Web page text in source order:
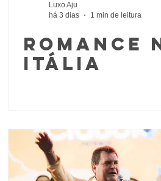
Luxo Aju
há 3 dias
1 min de leitura
Romance
Itália